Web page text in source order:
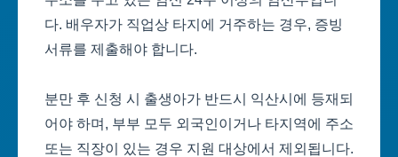
다. 배우자가 직업상 타지에 거주하는 경우, 증빙
서류를 제출해야 합니다.
분만 후 신청 시 출생아가 반드시 익산시에 등재되
어야 하며, 부부 모두 외국인이거나 타지역에 주소
또는 직장이 있는 경우 지원 대상에서 제외됩니다.